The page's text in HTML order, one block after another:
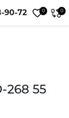
90-72 0 0
55